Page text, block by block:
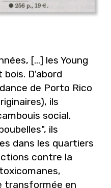
[...] les Young
D'abord
de Porto Rico
ils
social.
ils
dans les quartiers
contre la
transformée en